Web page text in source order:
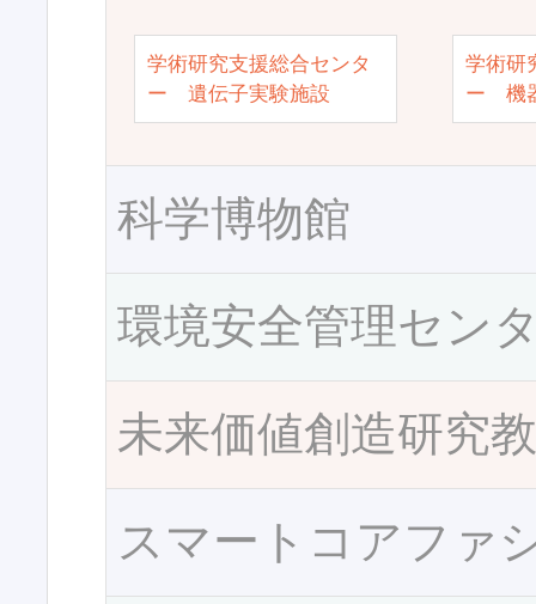
学術研究支援総合センタ
ー 遺伝子実験施設
学術研
ー 機
科学博物館
環境安全管理セン
未来価値創造研究
スマートコアファ